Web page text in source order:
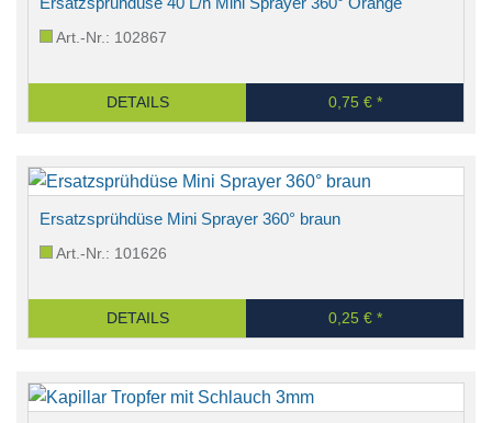
Art.-Nr.: 102867
DETAILS 0,75 € *
Ersatzsprühdüse Mini Sprayer 360° braun
Art.-Nr.: 101626
DETAILS 0,25 € *